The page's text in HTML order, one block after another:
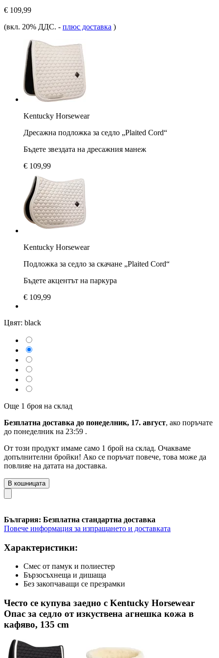
€ 109,99
(вкл. 20% ДДС. - плюс доставка )
Kentucky Horsewear
Дресажна подложка за седло „Plaited Cord“
Бъдете звездата на дресажния манеж
€ 109,99
Kentucky Horsewear
Подложка за седло за скачане „Plaited Cord“
Бъдете акцентът на паркура
€ 109,99
Цвят: black
Още 1 броя на склад
Безплатна доставка до понеделник, 17. август, ако поръчате
до понеделник на 23:59 .
От този продукт имаме само 1 брой на склад. Очакваме
допълнителни бройки! Ако се поръчат повече, това може да
повлияе на датата на доставка.
В кошницата
България: Безплатна стандартна доставка
Повече информация за изпращането и доставката
Характеристики:
Смес от памук и полиестер
Бързосъхнеща и дишаща
Без закопчаващи се презрамки
Често се купува заедно с Kentucky Horsewear
Опас за седло от изкуствена агнешка кожа в
кафяво, 135 cm